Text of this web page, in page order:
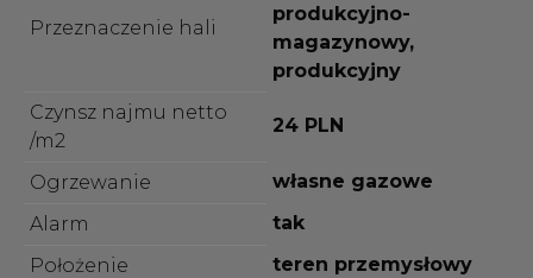
Przeznaczenie hali
produkcyjno-
magazynowy,
produkcyjny
Czynsz najmu netto
/m2
24 PLN
Ogrzewanie
własne gazowe
Alarm
tak
Położenie
teren przemysłowy